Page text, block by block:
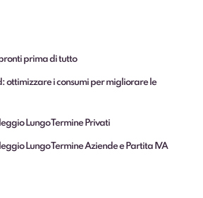
prima di tutto
ottimizzare i consumi per migliorare le
Lungo Termine Privati
Lungo Termine Aziende e Partita IVA